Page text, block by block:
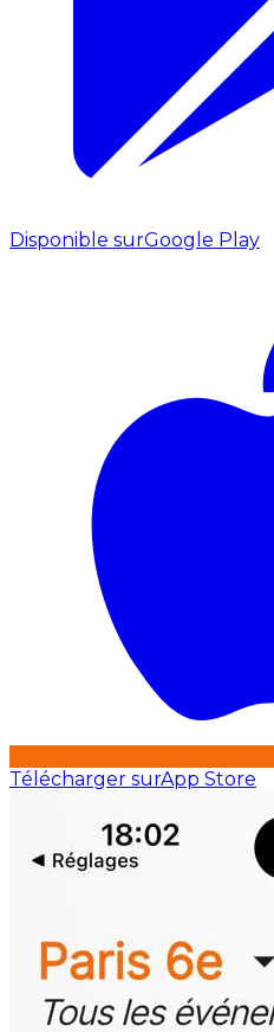
Disponible surGoogle Play
Télécharger surApp Store